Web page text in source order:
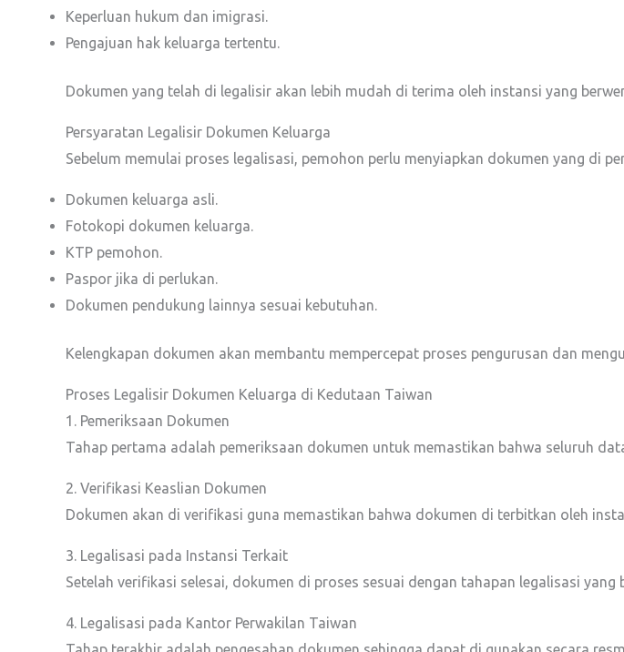
Keperluan hukum dan imigrasi.
Pengajuan hak keluarga tertentu.
Dokumen yang telah di legalisir akan lebih mudah di terima oleh instansi yang
Persyaratan Legalisir Dokumen Keluarga
Sebelum memulai proses legalisasi, pemohon perlu menyiapkan dokumen yang di
Dokumen keluarga asli.
Fotokopi dokumen keluarga.
KTP pemohon.
Paspor jika di perlukan.
Dokumen pendukung lainnya sesuai kebutuhan.
Kelengkapan dokumen akan membantu mempercepat proses pengurusan dan
Proses Legalisir Dokumen Keluarga di Kedutaan Taiwan
1. Pemeriksaan Dokumen
Tahap pertama adalah pemeriksaan dokumen untuk memastikan bahwa seluruh
2. Verifikasi Keaslian Dokumen
Dokumen akan di verifikasi guna memastikan bahwa dokumen di terbitkan oleh
3. Legalisasi pada Instansi Terkait
Setelah verifikasi selesai, dokumen di proses sesuai dengan tahapan legalisasi
4. Legalisasi pada Kantor Perwakilan Taiwan